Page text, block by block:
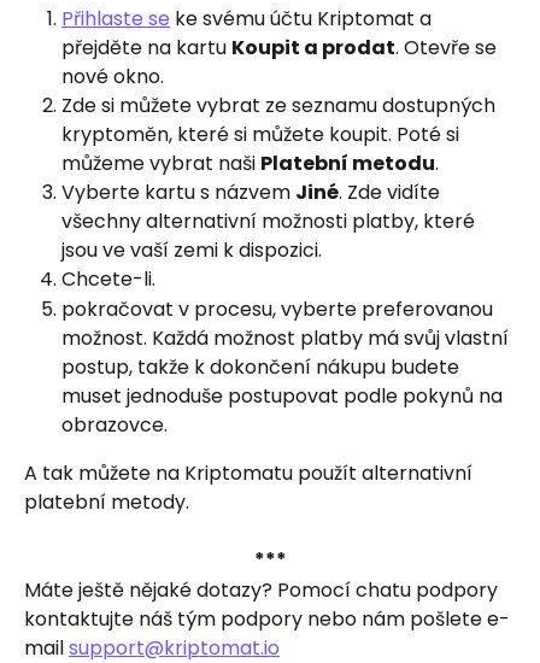
Přihlaste se ke svému účtu Kriptomat a
přejděte na kartu Koupit a prodat. Otevře se
nové okno.
Zde si můžete vybrat ze seznamu dostupných
kryptoměn, které si můžete koupit. Poté si
můžeme vybrat naši Platební metodu.
Vyberte kartu s názvem Jiné. Zde vidíte
všechny alternativní možnosti platby, které
jsou ve vaší zemi k dispozici.
Chcete-li.
pokračovat v procesu, vyberte preferovanou
možnost. Každá možnost platby má svůj vlastní
postup, takže k dokončení nákupu budete
muset jednoduše postupovat podle pokynů na
obrazovce.
A tak můžete na Kriptomatu použít alternativní
platební metody.
***
Máte ještě nějaké dotazy? Pomocí chatu podpory
kontaktujte náš tým podpory nebo nám pošlete e-
mail support@kriptomat.io